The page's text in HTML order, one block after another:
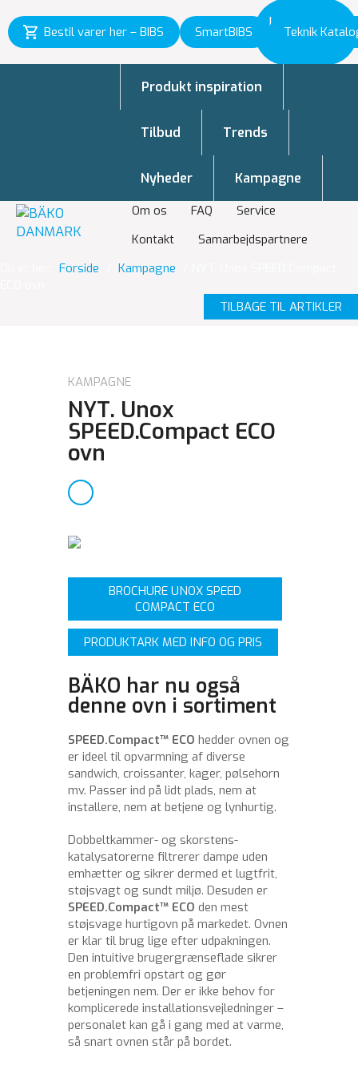
Bestil varer her – BIBS SmartBIBS Teknik
Inspiration
til vækst
Om os FAQ
Service
Kontakt
Samarbejdspartnere
Produkt inspiration
Tilbud Trends
Nyheder Kampagne
Forside Kampagne
TILBAGE TIL ARTIKLER
KAMPAGNE
NYT. Unox
SPEED.Compact ECO
ovn
BROCHURE UNOX SPEED
COMPACT ECO
PRODUKTARK MED INFO OG PRIS
BÄKO har nu også
denne ovn i sortiment
SPEED.Compact™ ECO hedder ovnen og
er ideel til opvarmning af diverse
sandwich, croissanter, kager, pølsehorn
mv. Passer ind på lidt plads, nem at
installere, nem at betjene og lynhurtig.
Dobbeltkammer- og skorstens-
katalysatorerne filtrerer dampe uden
emhætter og sikrer dermed et lugtfrit,
støjsvagt og sundt miljø. Desuden er
SPEED.Compact™ ECO den mest
støjsvage hurtigovn på markedet. Ovnen
er klar til brug lige efter udpakningen.
Den intuitive brugergrænseflade sikrer
en problemfri opstart og gør
betjeningen nem. Der er ikke behov for
komplicerede installationsvejledninger –
personalet kan gå i gang med at varme,
så snart ovnen står på bordet.